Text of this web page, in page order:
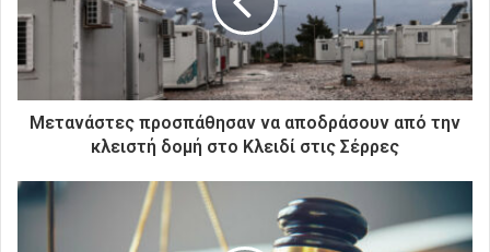
λ
ε
κ
τ
ι
κ
Μετανάστες προσπάθησαν να αποδράσουν από την
κλειστή δομή στο Κλειδί στις Σέρρες